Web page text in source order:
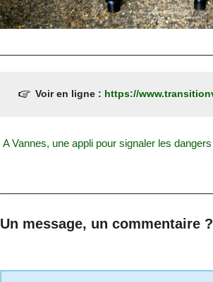
Voir en ligne : https://
A Vannes, une appli pour signaler les
Un message, un commentaire ?